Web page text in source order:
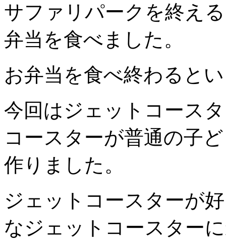
サファリパークを終え
弁当を食べました。
お弁当を食べ終わると
今回はジェットコース
コースターが普通の子
作りました。
ジェットコースターが
なジェットコースター